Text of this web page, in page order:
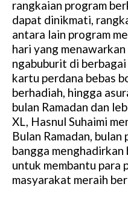
rangkaian program
dapat dinikmati,
antara lain program
hari yang
ngabuburit di
kartu perdana bebas
berhadiah, hingga
bulan Ramadan dan
XL, Hasnul Suhaimi
Bulan Ramadan,
bangga menghadirkan
untuk membantu para
masyarakat meraih